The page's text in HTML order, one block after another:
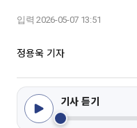
입력 2026-05-07 13:51
정용욱 기자
기사 듣기